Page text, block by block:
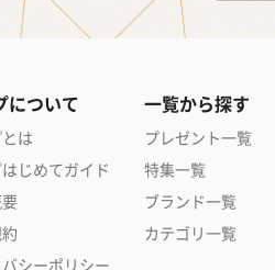
について
は
じめてガイド
シーポリシー
一覧から探す
プレゼント一覧
特集一覧
ブランド一覧
カテゴリ一覧